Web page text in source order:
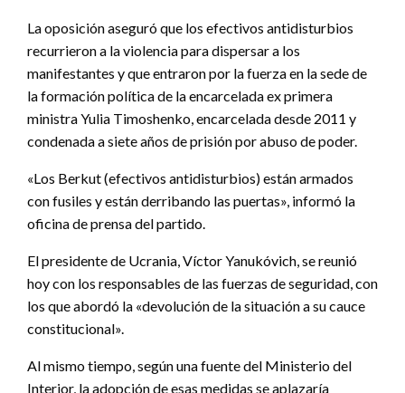
La oposición aseguró que los efectivos antidisturbios
recurrieron a la violencia para dispersar a los
manifestantes y que entraron por la fuerza en la sede de
la formación política de la encarcelada ex primera
ministra Yulia Timoshenko, encarcelada desde 2011 y
condenada a siete años de prisión por abuso de poder.
«Los Berkut (efectivos antidisturbios) están armados
con fusiles y están derribando las puertas», informó la
oficina de prensa del partido.
El presidente de Ucrania, Víctor Yanukóvich, se reunió
hoy con los responsables de las fuerzas de seguridad, con
los que abordó la «devolución de la situación a su cauce
constitucional».
Al mismo tiempo, según una fuente del Ministerio del
Interior, la adopción de esas medidas se aplazaría